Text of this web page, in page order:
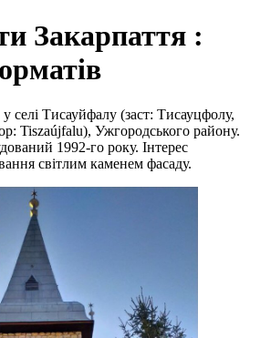
Закарпаття :
селі Тисауйфалу (заст: Тисауцфолу,
Tiszaújfalu), Ужгородського району.
1992-го року. Інтерес
світлим каменем фасаду.